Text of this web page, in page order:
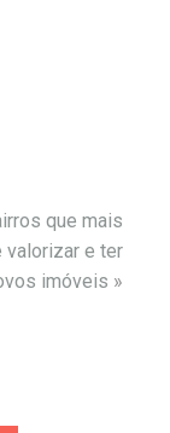
que mais
valorizar e ter
imóveis »